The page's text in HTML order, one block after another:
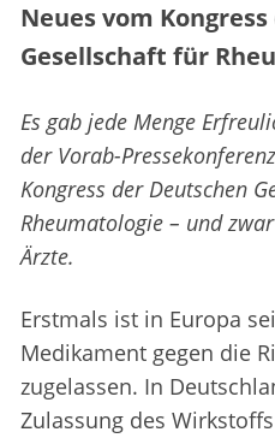
Neues vom
Gesellschaft für
Es gab jede Menge
der Vorab-
Kongress der Deutschen
Rheumatologie – und
Ärzte.
Erstmals ist in Europa
Medikament gegen die
zugelassen. In
Zulassung des